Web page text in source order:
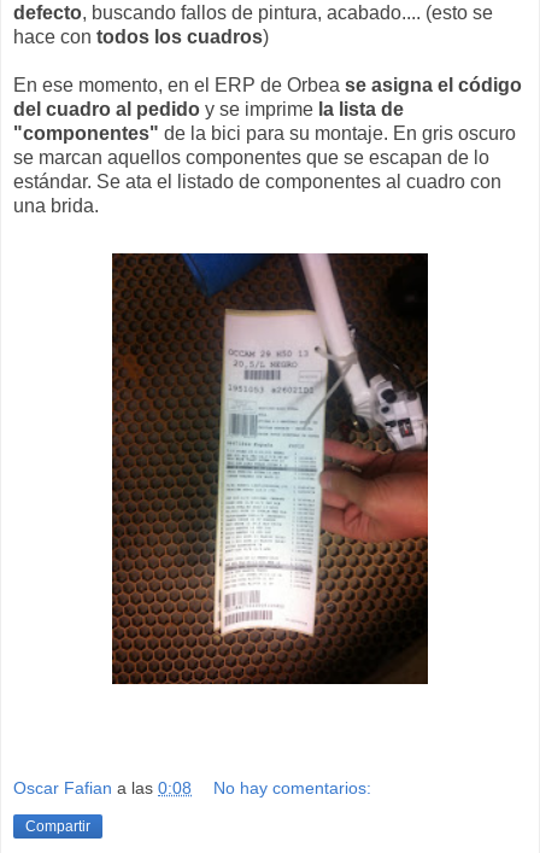
defecto, buscando fallos de pintura, acabado.... (esto se
hace con todos los cuadros)
En ese momento, en el ERP de Orbea se asigna el código
del cuadro al pedido y se imprime la lista de
"componentes" de la bici para su montaje. En gris oscuro
se marcan aquellos componentes que se escapan de lo
estándar. Se ata el listado de componentes al cuadro con
una brida.
Oscar Fafian a las 0:08 No hay comentarios:
Compartir